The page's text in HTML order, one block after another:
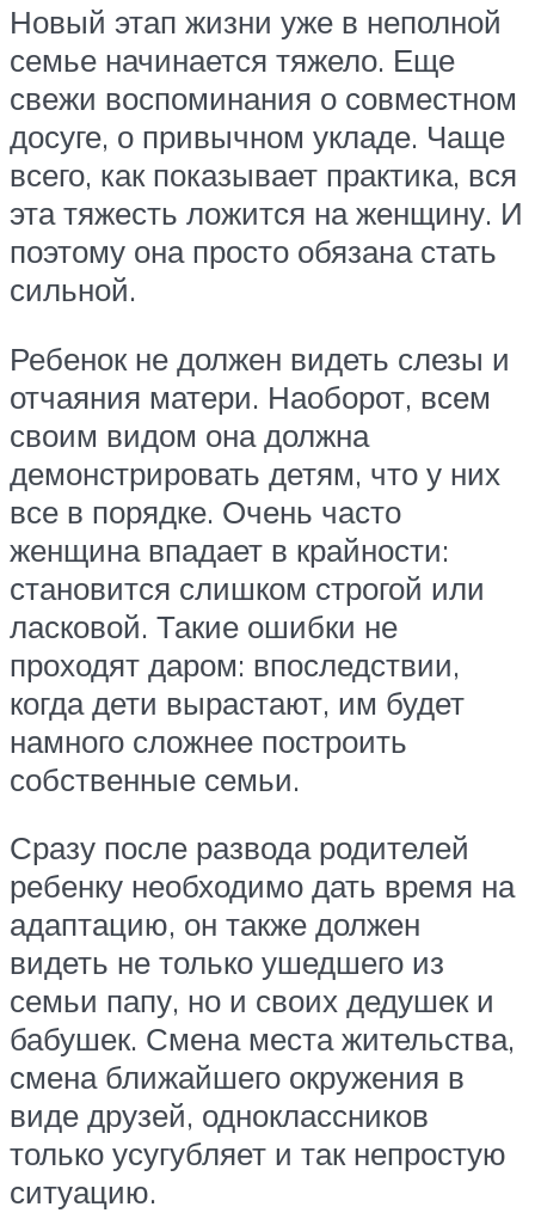
Новый этап жизни уже в неполной
семье начинается тяжело. Еще
свежи воспоминания о совместном
досуге, о привычном укладе. Чаще
всего, как показывает практика, вся
эта тяжесть ложится на женщину. И
поэтому она просто обязана стать
сильной.
Ребенок не должен видеть слезы и
отчаяния матери. Наоборот, всем
своим видом она должна
демонстрировать детям, что у них
все в порядке. Очень часто
женщина впадает в крайности:
становится слишком строгой или
ласковой. Такие ошибки не
проходят даром: впоследствии,
когда дети вырастают, им будет
намного сложнее построить
собственные семьи.
Сразу после развода родителей
ребенку необходимо дать время на
адаптацию, он также должен
видеть не только ушедшего из
семьи папу, но и своих дедушек и
бабушек. Смена места жительства,
смена ближайшего окружения в
виде друзей, одноклассников
только усугубляет и так непростую
ситуацию.